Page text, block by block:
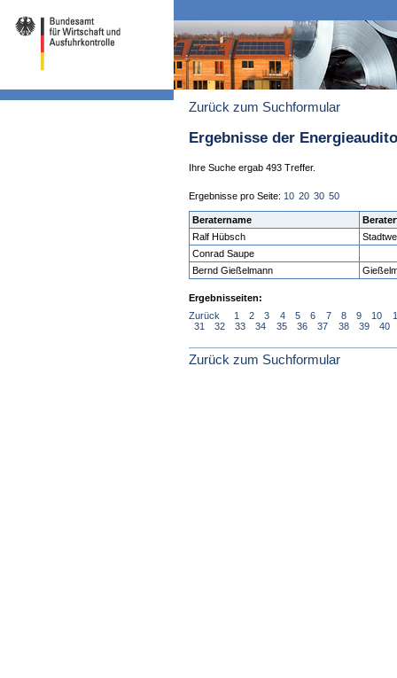
Zurück zum Suchformular
Ergebnisse der
Ihre Suche ergab 493 Treffer.
Ergebnisse pro Seite: 10 20 30 50
Beratername
Ralf Hübsch
Conrad Saupe
Bernd Gießelmann
Ergebnisseiten:
Zurück
1 2 3 4 5 6 7 8 9 10
31
32 33 34 35 36 37 38 39 40
Zurück zum Suchformular